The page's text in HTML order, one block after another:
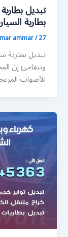
بطارية
ammar/27 أبريل، 2020
تبديل بطارية
وتتفاجئ إن
الأصوات